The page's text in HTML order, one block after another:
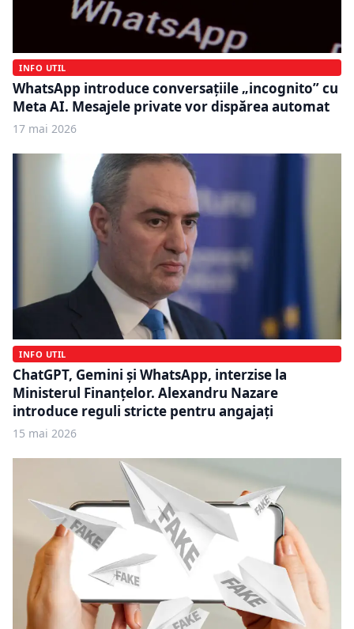
INFO UTIL
WhatsApp introduce conversațiile „incognito” cu
Meta AI. Mesajele private vor dispărea automat
17 mai 2026
INFO UTIL
ChatGPT, Gemini și WhatsApp, interzise la
Ministerul Finanțelor. Alexandru Nazare
introduce reguli stricte pentru angajați
15 mai 2026